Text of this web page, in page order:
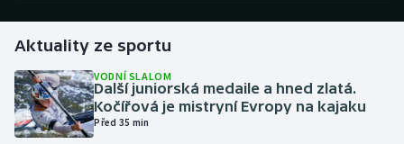
Golf
Gymnastika
Házená
Aktuality ze sportu
VODNÍ SLALOM
Další juniorská medaile a hned zlatá.
Kočířová je mistryní Evropy na kajaku
Před 35 min